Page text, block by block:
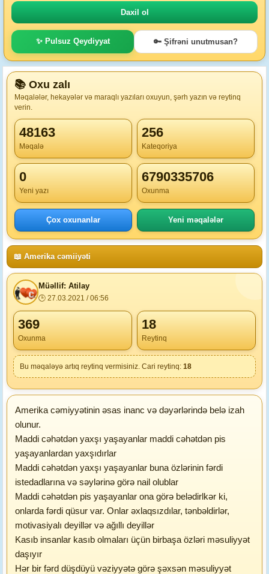
✨ Pulsuz Qeydiyyat 🔑 Şifrəni unutmusan?
📚 Oxu zalı
Məqalələr, hekayələr və maraqlı yazıları oxuyun, şərh yazın və reytinq
verin.
48163
Məqalə
256
Kateqoriya
0
Yeni yazı
6790335706
Oxunma
Çox oxunanlar Yeni məqalələr
📖 Amerika cəmiiyəti
Müəllif: Atilay
🕒 27.03.2021 / 06:56
369
Oxunma
18
Reytinq
Bu məqaləyə artıq reytinq vermisiniz. Cari reytinq: 18
Amerika cəmiyyətinin əsas inanc və dəyərlərində belə izah
olunur.
Maddi cəhətdən yaxşı yaşayanlar maddi cəhətdən pis
yaşayanlardan yaxşıdırlar
Maddi cəhətdən yaxşı yaşayanlar buna özlərinin fərdi
istedadlarına və səylərinə görə nail olublar
Maddi cəhətdən pis yaşayanlar ona görə belədirlkər ki,
onlarda fərdi qüsur var. Onlar əxlaqsızdılar, tənbəldirlər,
motivasiyalı deyillər və ağıllı deyillər
Kasıb insanlar kasıb olmaları üçün birbaşa özləri məsuliyyət
daşıyır
Hər bir fərd düşdüyü vəziyyətə görə şəxsən məsuliyyət